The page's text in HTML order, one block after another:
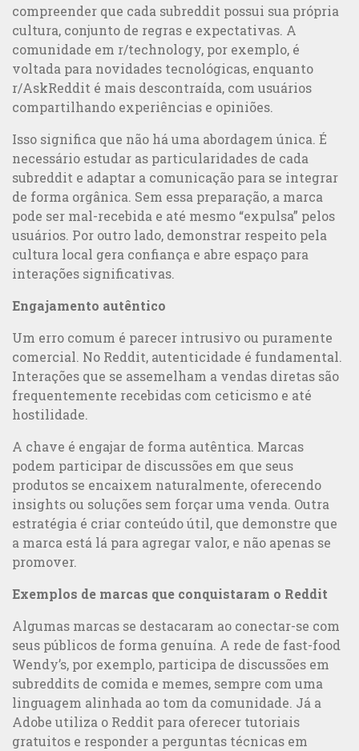
Marketing Online ou Offline: qual a melhor estratégia?
Comunicação 360°: transforme a relação com seus públicos
compreender que cada subreddit possui sua própria
cultura, conjunto de regras e expectativas. A
comunidade em r/technology, por exemplo, é
voltada para novidades tecnológicas, enquanto
r/AskReddit é mais descontraída, com usuários
compartilhando experiências e opiniões.
Isso significa que não há uma abordagem única. É
necessário estudar as particularidades de cada
subreddit e adaptar a comunicação para se integrar
de forma orgânica. Sem essa preparação, a marca
pode ser mal-recebida e até mesmo “expulsa” pelos
usuários. Por outro lado, demonstrar respeito pela
cultura local gera confiança e abre espaço para
interações significativas.
Engajamento autêntico
Um erro comum é parecer intrusivo ou puramente
comercial. No Reddit, autenticidade é fundamental.
Interações que se assemelham a vendas diretas são
frequentemente recebidas com ceticismo e até
hostilidade.
A chave é engajar de forma autêntica. Marcas
podem participar de discussões em que seus
produtos se encaixem naturalmente, oferecendo
insights ou soluções sem forçar uma venda. Outra
estratégia é criar conteúdo útil, que demonstre que
a marca está lá para agregar valor, e não apenas se
promover.
Exemplos de marcas que conquistaram o Reddit
Algumas marcas se destacaram ao conectar-se com
seus públicos de forma genuína. A rede de fast-food
Wendy’s, por exemplo, participa de discussões em
subreddits de comida e memes, sempre com uma
linguagem alinhada ao tom da comunidade. Já a
Adobe utiliza o Reddit para oferecer tutoriais
gratuitos e responder a perguntas técnicas em